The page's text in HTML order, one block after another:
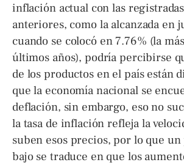
inflación actual con las
anteriores, como la alcanzada en
cuando se colocó en 7.76% (la
últimos años), podría percibirse
de los productos en el país están
que la economía nacional se
deflación, sin embargo, eso no
la tasa de inflación refleja la
suben esos precios, por lo que
bajo se traduce en que los